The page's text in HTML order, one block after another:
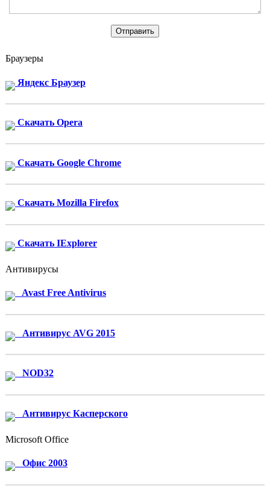
Браузеры
Яндекс Браузер
Скачать Opera
Скачать Google Chrome
Скачать Mozilla Firefox
Скачать IExplorer
Антивирусы
Avast Free Antivirus
Антивирус AVG 2015
NOD32
Антивирус Касперского
Microsoft Office
Офис 2003